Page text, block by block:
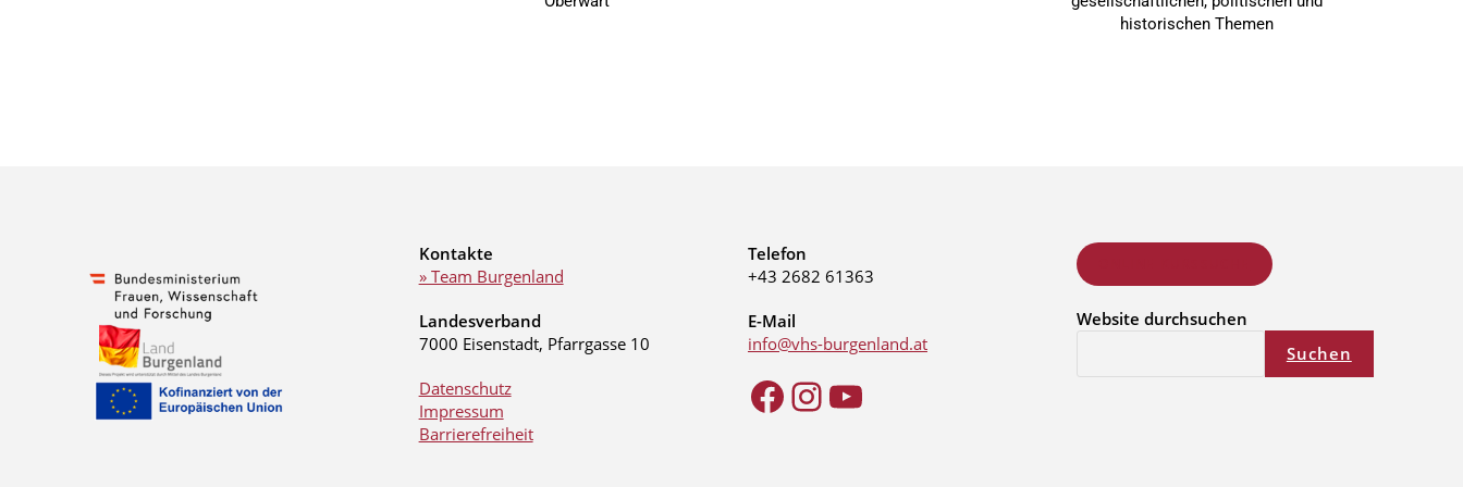
historischen Themen
Kontakte
» Team Burgenland
Landesverband
7000 Eisenstadt, Pfarrgasse 10
Datenschutz
Impressum
Barrierefreiheit
Telefon
+43 2682 61363
E-Mail
info@vhs-burgenland.at
Website durchsuchen
Suchen